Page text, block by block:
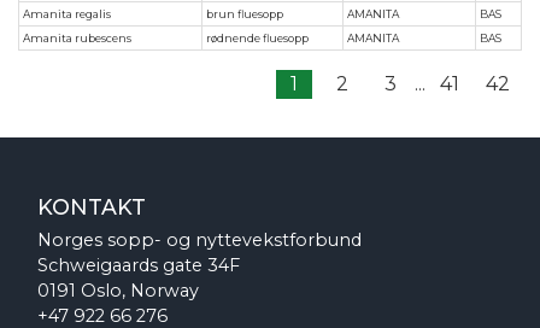
Amanita regalis
brun fluesopp AMANITA
BAS
Amanita rubescens
rødnende fluesopp AMANITA BAS
1 2 3 ... 41 42
KONTAKT
Norges sopp- og nyttevekstforbund
Schweigaards gate 34F
0191 Oslo, Norway
+47 922 66 276